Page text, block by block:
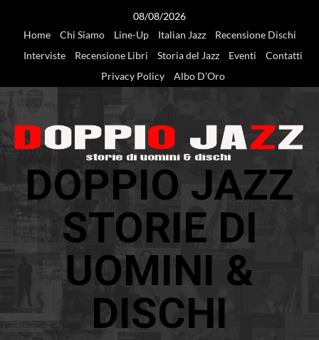
08/08/2026
Home
Chi Siamo Line-Up Italian Jazz
Recensione Dischi
Interviste
Recensione Libri Storia del Jazz Eventi
Contatti
Privacy Policy
Albo D’Oro
DOPPIO JAZZ
STORIE DI
UOMINI &
DISCHI